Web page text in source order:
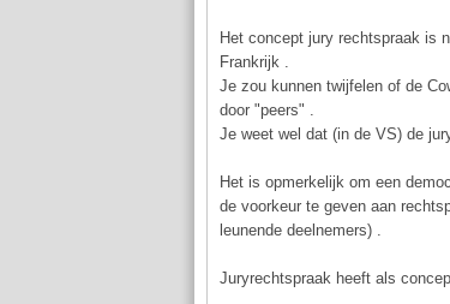
Het concept jury rechtspraak is
Frankrijk .
Je zou kunnen twijfelen of de
door "peers" .
Je weet wel dat (in de VS) de
Het is opmerkelijk om een
de voorkeur te geven aan
leunende deelnemers) .
Juryrechtspraak heeft als